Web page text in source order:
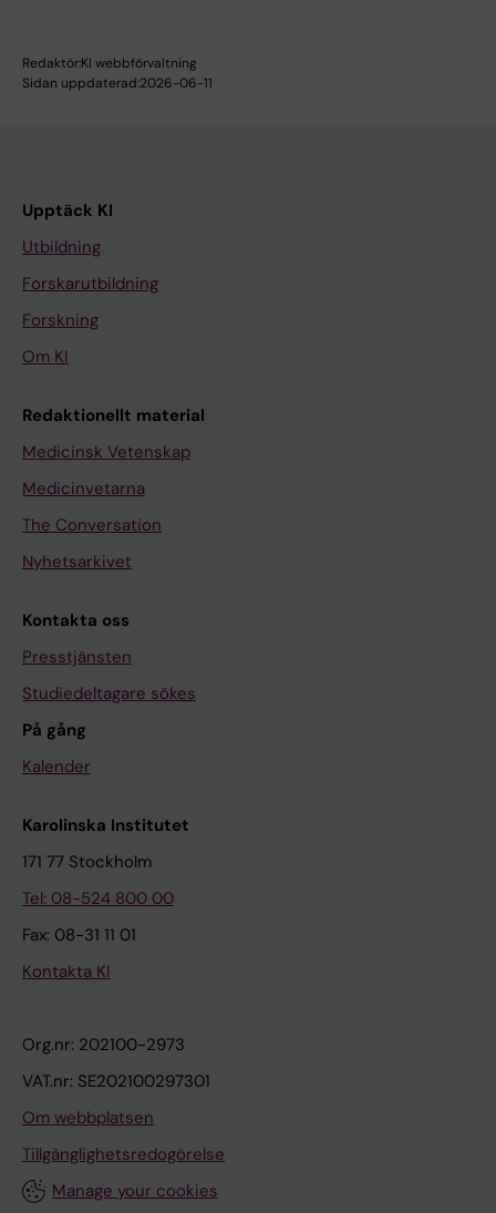
Redaktör:KI webbförvaltning
Sidan uppdaterad:2026-06-11
Upptäck KI
Utbildning
Forskarutbildning
Forskning
Om KI
Redaktionellt material
Medicinsk Vetenskap
Medicinvetarna
The Conversation
Nyhetsarkivet
Kontakta oss
Presstjänsten
Studiedeltagare sökes
På gång
Kalender
Karolinska Institutet
171 77 Stockholm
Tel: 08-524 800 00
Fax: 08-31 11 01
Kontakta KI
Org.nr: 202100-2973
VAT.nr: SE202100297301
Om webbplatsen
Tillgänglighetsredogörelse
Manage your cookies